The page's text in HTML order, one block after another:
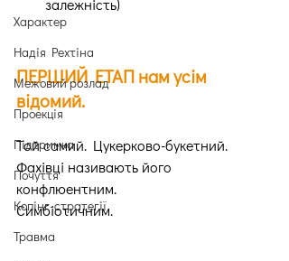
Характер
Надія Рехтіна
Межовий розлад
Проекція
Підтримка
Почуття
Копінг-стратегії
Травма
залежність)
ПЕРШИЙ ЕТАП нам усім
відомий.
Той самий. Цукерково-букетний.
Фахівці називають його
конфлюентним.
Симбіотичним.